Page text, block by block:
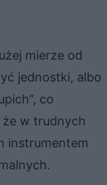
mierze od
jednostki, albo
co
że w trudnych
instrumentem